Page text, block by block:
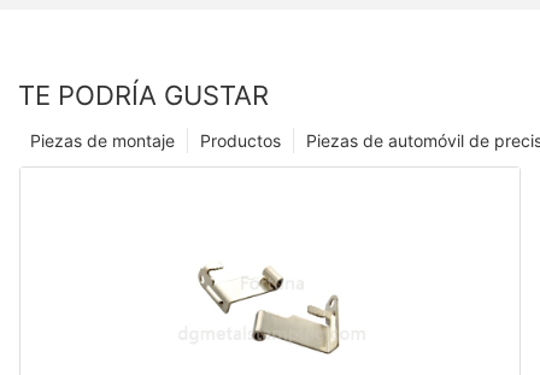
TE PODRÍA GUSTAR
Piezas de automóvil de
Productos
Piezas de montaje